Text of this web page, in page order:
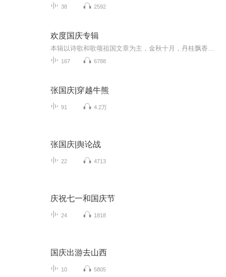
38 2592
欢度国庆专辑
167 6788
张国庆|穿越牛熊
91 4.2万
张国庆|舆论战
22 4713
庆祝七一和国庆节
24 1818
国庆出游去山西
10 5805